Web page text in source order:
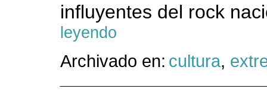
influyentes del rock
leyendo
Archivado en: cultura,